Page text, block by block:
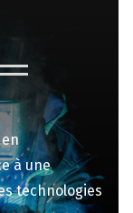
à une
technologies